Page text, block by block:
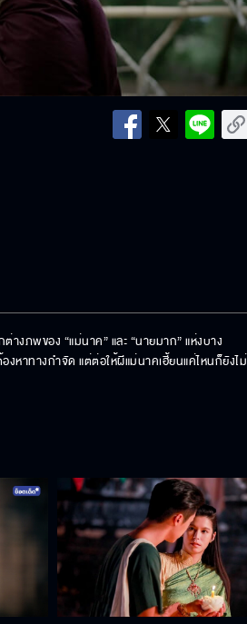
งภพของ “แม่นาค” และ “นายมาก” แห่งบาง
หาทางกําจัด แต่ต่อให้ผีแม่นาคเฮี้ยนแค่ไหนก็ยังไม่